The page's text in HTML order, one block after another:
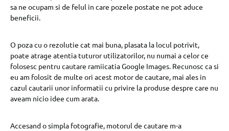
sa ne ocupam si de felul in care pozele postate ne pot aduce
beneficii.
O poza cu o rezolutie cat mai buna, plasata la locul potrivit,
poate atrage atentia tuturor utilizatorilor, nu numai a celor ce
folosesc pentru cautare ramiicatia Google Images. Recunosc ca si
eu am folosit de multe ori acest motor de cautare, mai ales in
cazul cautarii unor informatii cu privire la produse despre care nu
aveam nicio idee cum arata.
Accesand o simpla fotografie, motorul de cautare m-a